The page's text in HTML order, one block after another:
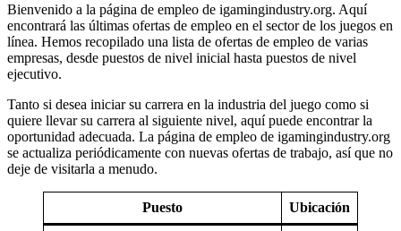
Bienvenido a la página de empleo de igamingindustry.org. Aquí
encontrará las últimas ofertas de empleo en el sector de los juegos en
línea. Hemos recopilado una lista de ofertas de empleo de varias
empresas, desde puestos de nivel inicial hasta puestos de nivel
ejecutivo.
Tanto si desea iniciar su carrera en la industria del juego como si
quiere llevar su carrera al siguiente nivel, aquí puede encontrar la
oportunidad adecuada. La página de empleo de igamingindustry.org
se actualiza periódicamente con nuevas ofertas de trabajo, así que no
deje de visitarla a menudo.
Puesto Ubicación